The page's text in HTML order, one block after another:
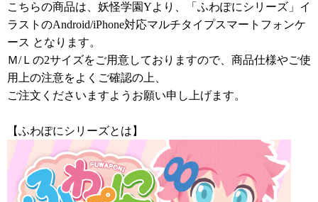
こちらの商品は、妖怪学園Yより、「ふわぽにシリーズ」イ
ラストのAndroid/iPhone対応マルチタイプスマートフォンケ
ース となります。
Ｍ/Ｌの2サイズをご用意しておりますので、商品仕様やご使
用上の注意をよくご確認の上、
ご注文くださいますようお願い申し上げます。
【ふわぽにシリーズとは】